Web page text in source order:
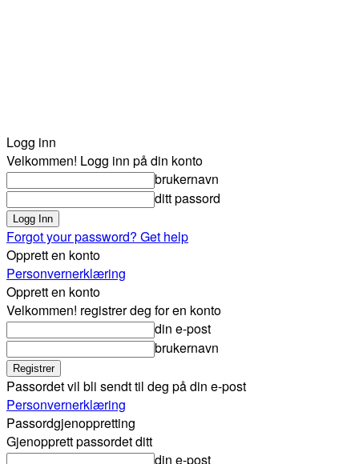
Logg inn
Velkommen! Logg inn på din konto
brukernavn
ditt passord
Forgot your password? Get help
Opprett en konto
Personvernerklæring
Opprett en konto
Velkommen! registrer deg for en konto
din e-post
brukernavn
Passordet vil bli sendt til deg på din e-post
Personvernerklæring
Passordgjenoppretting
Gjenopprett passordet ditt
din e-post